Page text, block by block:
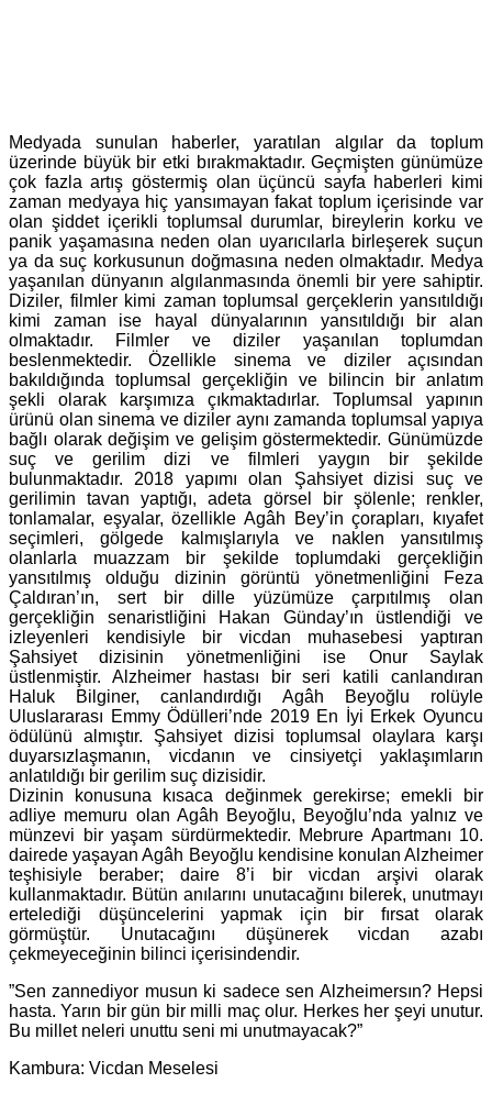
Medyada sunulan haberler, yaratılan algılar da toplum
üzerinde büyük bir etki bırakmaktadır. Geçmişten günümüze
çok fazla artış göstermiş olan üçüncü sayfa haberleri kimi
zaman medyaya hiç yansımayan fakat toplum içerisinde var
olan şiddet içerikli toplumsal durumlar, bireylerin korku ve
panik yaşamasına neden olan uyarıcılarla birleşerek suçun
ya da suç korkusunun doğmasına neden olmaktadır. Medya
yaşanılan dünyanın algılanmasında önemli bir yere sahiptir.
Diziler, filmler kimi zaman toplumsal gerçeklerin yansıtıldığı
kimi zaman ise hayal dünyalarının yansıtıldığı bir alan
olmaktadır. Filmler ve diziler yaşanılan toplumdan
beslenmektedir. Özellikle sinema ve diziler açısından
bakıldığında toplumsal gerçekliğin ve bilincin bir anlatım
şekli olarak karşımıza çıkmaktadırlar. Toplumsal yapının
ürünü olan sinema ve diziler aynı zamanda toplumsal yapıya
bağlı olarak değişim ve gelişim göstermektedir. Günümüzde
suç ve gerilim dizi ve filmleri yaygın bir şekilde
bulunmaktadır. 2018 yapımı olan Şahsiyet dizisi suç ve
gerilimin tavan yaptığı, adeta görsel bir şölenle; renkler,
tonlamalar, eşyalar, özellikle Agâh Bey’in çorapları, kıyafet
seçimleri, gölgede kalmışlarıyla ve naklen yansıtılmış
olanlarla muazzam bir şekilde toplumdaki gerçekliğin
yansıtılmış olduğu dizinin görüntü yönetmenliğini Feza
Çaldıran’ın, sert bir dille yüzümüze çarpıtılmış olan
gerçekliğin senaristliğini Hakan Günday’ın üstlendiği ve
izleyenleri kendisiyle bir vicdan muhasebesi yaptıran
Şahsiyet dizisinin yönetmenliğini ise Onur Saylak
üstlenmiştir. Alzheimer hastası bir seri katili canlandıran
Haluk Bilginer, canlandırdığı Agâh Beyoğlu rolüyle
Uluslararası Emmy Ödülleri’nde 2019 En İyi Erkek Oyuncu
ödülünü almıştır. Şahsiyet dizisi toplumsal olaylara karşı
duyarsızlaşmanın, vicdanın ve cinsiyetçi yaklaşımların
anlatıldığı bir gerilim suç dizisidir.
Dizinin konusuna kısaca değinmek gerekirse; emekli bir
adliye memuru olan Agâh Beyoğlu, Beyoğlu’nda yalnız ve
münzevi bir yaşam sürdürmektedir. Mebrure Apartmanı 10.
dairede yaşayan Agâh Beyoğlu kendisine konulan Alzheimer
teşhisiyle beraber; daire 8’i bir vicdan arşivi olarak
kullanmaktadır. Bütün anılarını unutacağını bilerek, unutmayı
ertelediği düşüncelerini yapmak için bir fırsat olarak
görmüştür. Unutacağını düşünerek vicdan azabı
çekmeyeceğinin bilinci içerisindendir.
”Sen zannediyor musun ki sadece sen Alzheimersın? Hepsi
hasta. Yarın bir gün bir milli maç olur. Herkes her şeyi unutur.
Bu millet neleri unuttu seni mi unutmayacak?”
Kambura: Vicdan Meselesi